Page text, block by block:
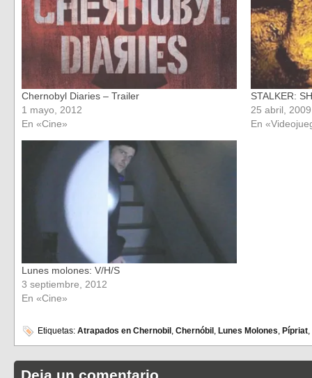
Chernobyl Diaries – Trailer
1 mayo, 2012
En «Cine»
STALKER:
25 abril, 2009
En
Lunes molones: V/H/S
3 septiembre, 2012
En «Cine»
Etiquetas: Atrapados en Chernobil , Chernóbil , Lunes Molones, Pípriat,